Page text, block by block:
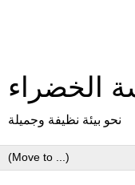
الخضراء
نحو بيئة نظيفة وجميلة